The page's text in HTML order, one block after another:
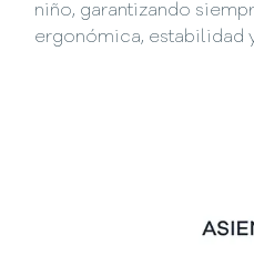
niño, garantizando
ergonómica, estabilidad